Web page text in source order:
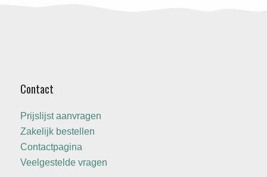
Contact
Prijslijst aanvragen
Zakelijk bestellen
Contactpagina
Veelgestelde vragen